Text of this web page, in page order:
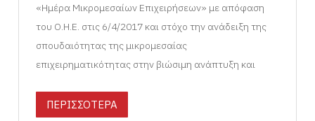
«Ημέρα Μικρομεσαίων Επιχειρήσεων» με απόφαση
του Ο.Η.Ε. στις 6/4/2017 και στόχο την ανάδειξη της
σπουδαιότητας της μικρομεσαίας
επιχειρηματικότητας στην βιώσιμη ανάπτυξη και
ΠΕΡΙΣΣΟΤΕΡΑ